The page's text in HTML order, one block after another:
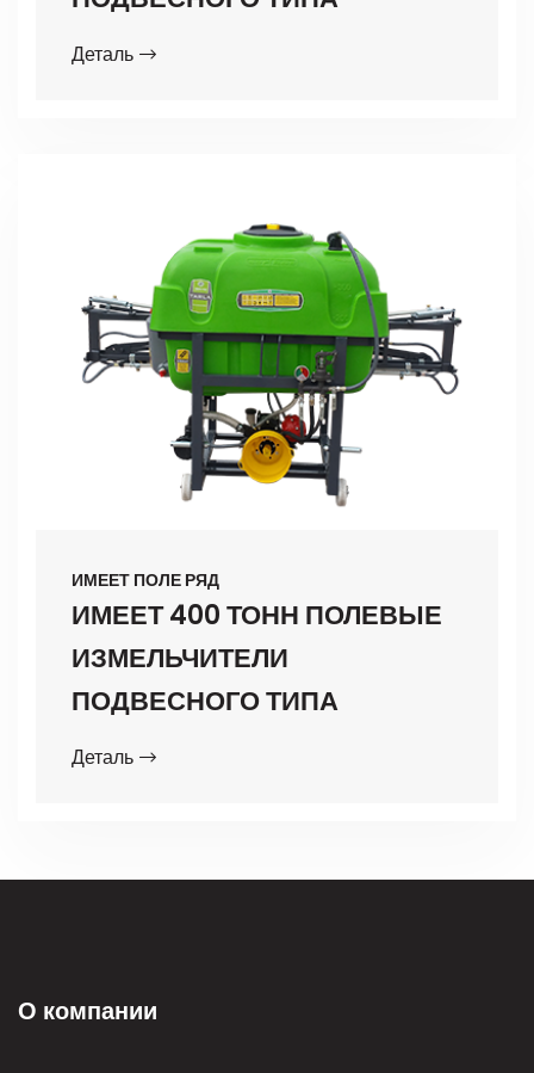
Деталь
ИМЕЕТ ПОЛЕ РЯД
ИМЕЕТ 400 ТОНН ПОЛЕВЫЕ
ИЗМЕЛЬЧИТЕЛИ
ПОДВЕСНОГО ТИПА
Деталь
О компании